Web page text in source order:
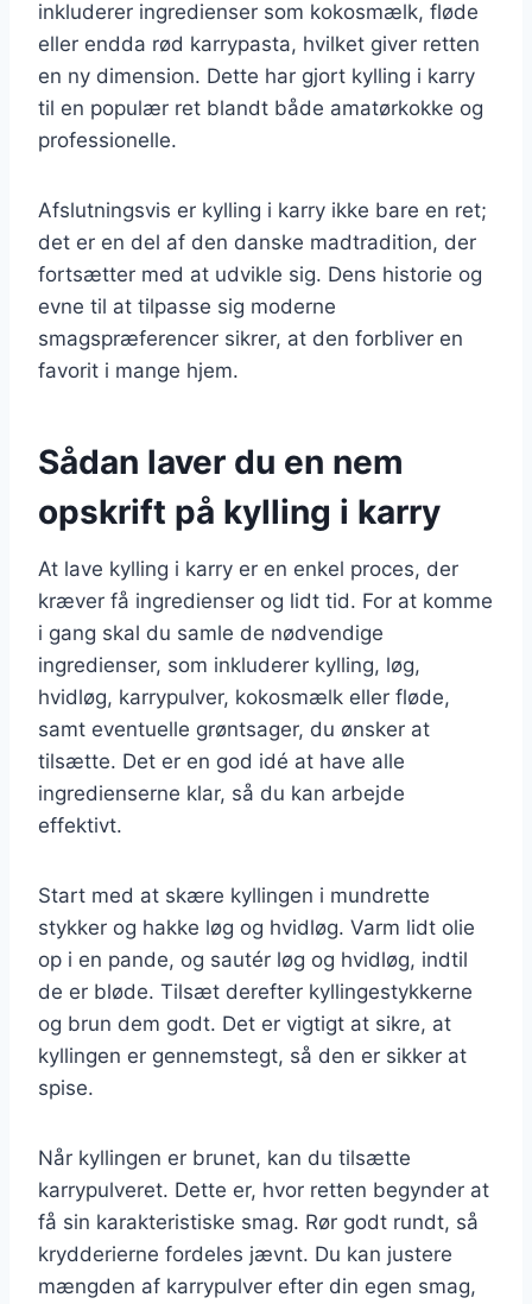
inkluderer ingredienser som kokosmælk, fløde
eller endda rød karrypasta, hvilket giver retten
en ny dimension. Dette har gjort kylling i karry
til en populær ret blandt både amatørkokke og
professionelle.
Afslutningsvis er kylling i karry ikke bare en ret;
det er en del af den danske madtradition, der
fortsætter med at udvikle sig. Dens historie og
evne til at tilpasse sig moderne
smagspræferencer sikrer, at den forbliver en
favorit i mange hjem.
Sådan laver du en nem
opskrift på kylling i karry
At lave kylling i karry er en enkel proces, der
kræver få ingredienser og lidt tid. For at komme
i gang skal du samle de nødvendige
ingredienser, som inkluderer kylling, løg,
hvidløg, karrypulver, kokosmælk eller fløde,
samt eventuelle grøntsager, du ønsker at
tilsætte. Det er en god idé at have alle
ingredienserne klar, så du kan arbejde
effektivt.
Start med at skære kyllingen i mundrette
stykker og hakke løg og hvidløg. Varm lidt olie
op i en pande, og sautér løg og hvidløg, indtil
de er bløde. Tilsæt derefter kyllingestykkerne
og brun dem godt. Det er vigtigt at sikre, at
kyllingen er gennemstegt, så den er sikker at
spise.
Når kyllingen er brunet, kan du tilsætte
karrypulveret. Dette er, hvor retten begynder at
få sin karakteristiske smag. Rør godt rundt, så
krydderierne fordeles jævnt. Du kan justere
mængden af karrypulver efter din egen smag,